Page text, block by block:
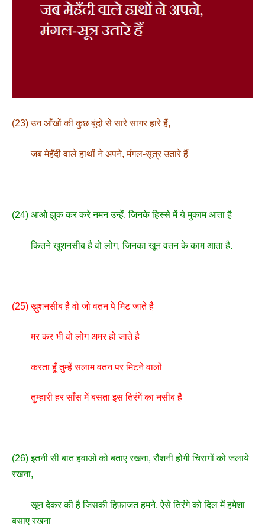
(23) उन आँखों की कुछ बूंदों से सारे सागर हारे हैं,
जब मेहँदी वाले हाथों ने अपने, मंगल-सूत्र उतारे हैं
(24) आओ झुक कर करे नमन उन्हें, जिनके हिस्से में ये मुकाम आता है
कितने खुशनसीब है वो लोग, जिनका खून वतन के काम आता है.
(25) ख़ुशनसीब है वो जो वतन पे मिट जाते है
मर कर भी वो लोग अमर हो जाते है
करता हूँ तुम्हें सलाम वतन पर मिटने वालों
तुम्हारी हर साँस में बसता इस तिरंगें का नसीब है
(26) इतनी सी बात हवाओं को बताए रखना, रौशनी होगी चिरागों को जलाये
रखना,
खून देकर की है जिसकी हिफ़ाजत हमने, ऐसे तिरंगे को दिल में हमेशा
बसाए रखना